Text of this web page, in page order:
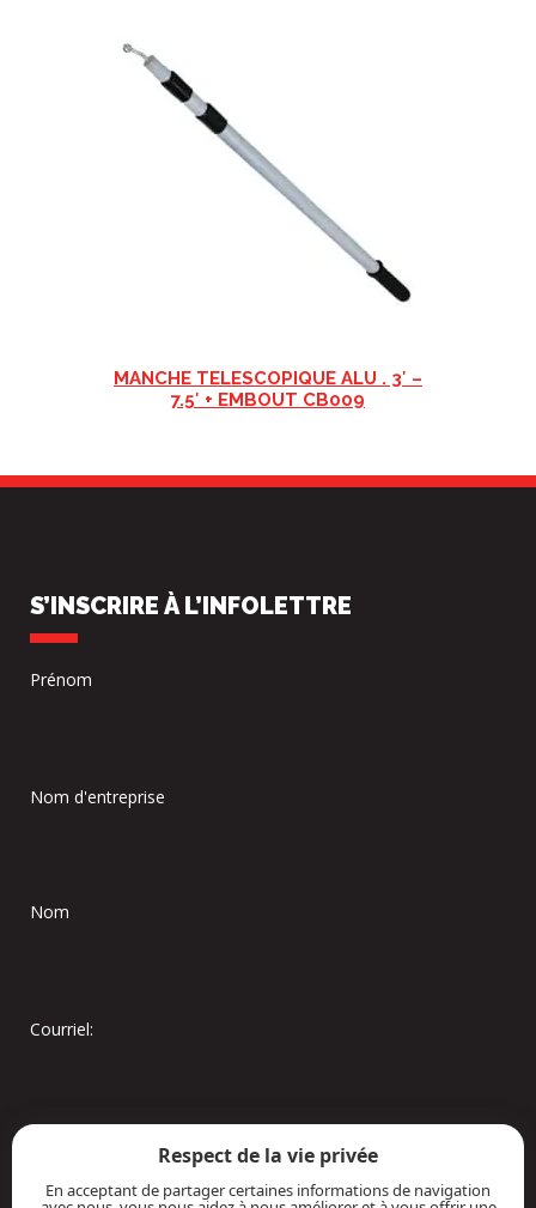
MANCHE TELESCOPIQUE ALU . 3′ –
7.5′ + EMBOUT CB009
S’INSCRIRE À L’INFOLETTRE
Prénom
Nom d'entreprise
Nom
Courriel:
Respect de la vie privée
En acceptant de partager certaines informations de navigation